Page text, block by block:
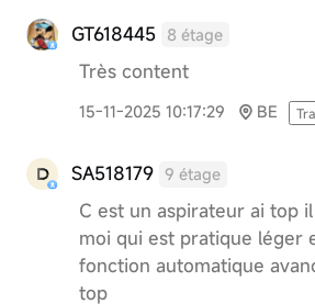
GT618445 8 étage
Très content
15-11-2025 10:17:29 BE
SA518179 9 étage
C est un aspirateur ai top
moi qui est pratique léger
fonction automatique
top